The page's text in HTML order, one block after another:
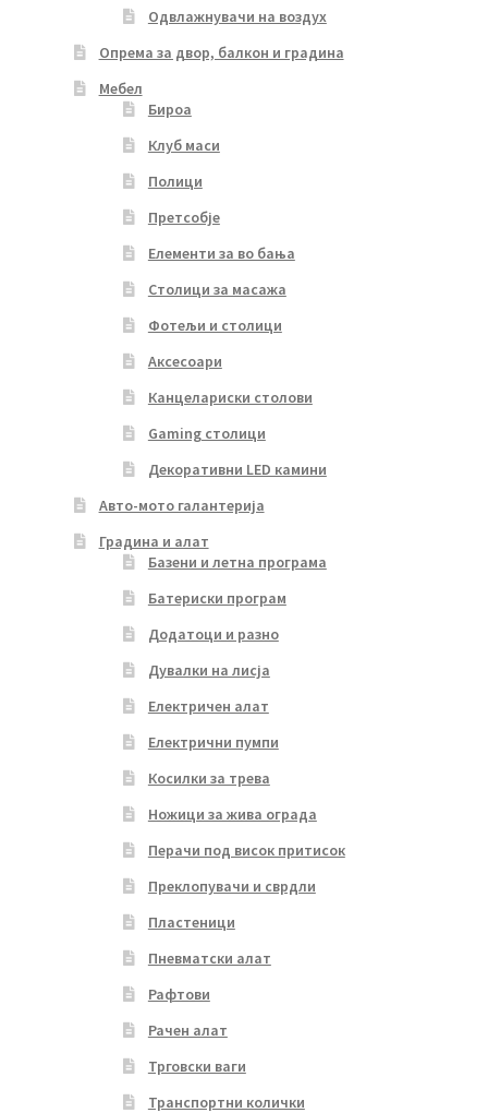
Одвлажнувачи на воздух
Опрема за двор, балкон и градина
Мебел
Бироа
Клуб маси
Полици
Претсобје
Елементи за во бања
Столици за масажа
Фотељи и столици
Аксесоари
Канцелариски столови
Gaming столици
Декоративни LED камини
Авто-мото галантерија
Градина и алат
Базени и летна програма
Батериски програм
Додатоци и разно
Дувалки на лисја
Електричен алат
Електрични пумпи
Косилки за трева
Ножици за жива ограда
Перачи под висок притисок
Преклопувачи и сврдли
Пластеници
Пневматски алат
Рафтови
Рачен алат
Трговски ваги
Транспортни колички